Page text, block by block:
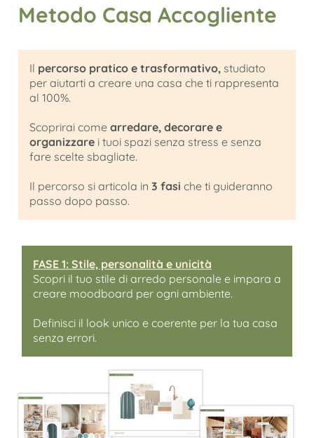
Metodo Casa Accogliente
Il percorso pratico e trasformativo, studiato
per aiutarti a creare una casa che ti rappresenta
al 100%.
Scoprirai come arredare, decorare e
organizzare i tuoi spazi senza stress e senza
fare scelte sbagliate.
Il percorso si articola in 3 fasi che ti guideranno
passo dopo passo.
FASE 1: Stile, personalità e unicità
Scopri il tuo stile di arredo personale e impara a
creare moodboard per ogni ambiente.
Definisci il look unico e coerente per la tua casa
senza errori.